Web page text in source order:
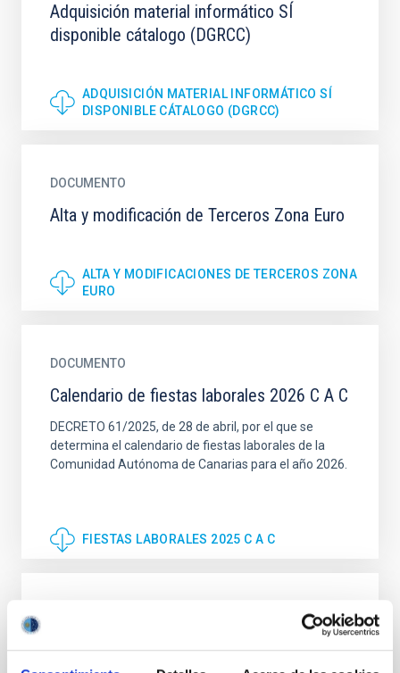
Adquisición material informático SÍ
disponible cátalogo (DGRCC)
ADQUISICIÓN MATERIAL INFORMÁTICO SÍ
DISPONIBLE CÁTALOGO (DGRCC)
DOCUMENTO
Alta y modificación de Terceros Zona Euro
ALTA Y MODIFICACIONES DE TERCEROS ZONA
EURO
DOCUMENTO
Calendario de fiestas laborales 2026 C A C
DECRETO 61/2025, de 28 de abril, por el que se
determina el calendario de fiestas laborales de la
Comunidad Autónoma de Canarias para el año 2026.
FIESTAS LABORALES 2025 C A C